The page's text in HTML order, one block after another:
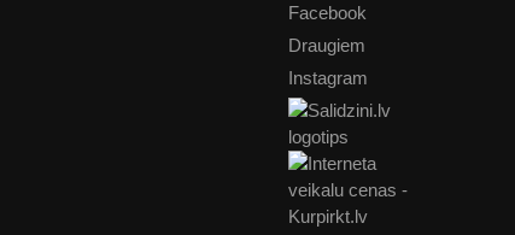
Facebook
Draugiem
Instagram